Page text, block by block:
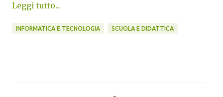
Leggi tutto...
INFORMATICA E TECNOLOGIA SCUOLA E DIDATTICA